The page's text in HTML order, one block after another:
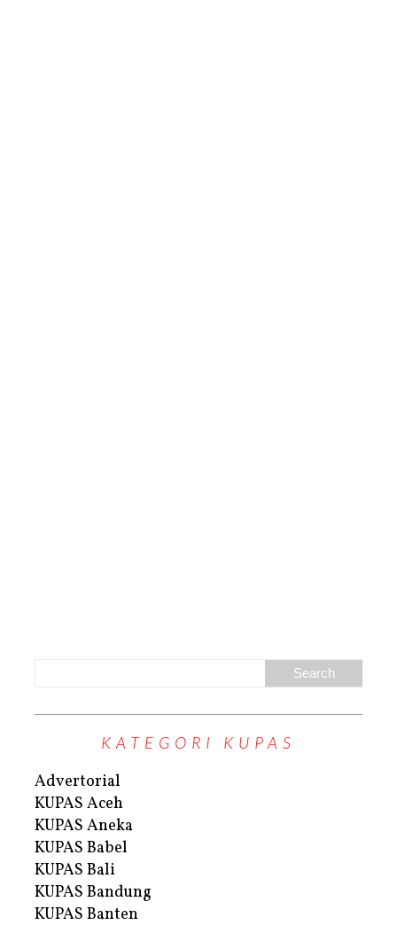
KATEGORI KUPAS
Advertorial
KUPAS Aceh
KUPAS Aneka
KUPAS Babel
KUPAS Bali
KUPAS Bandung
KUPAS Banten